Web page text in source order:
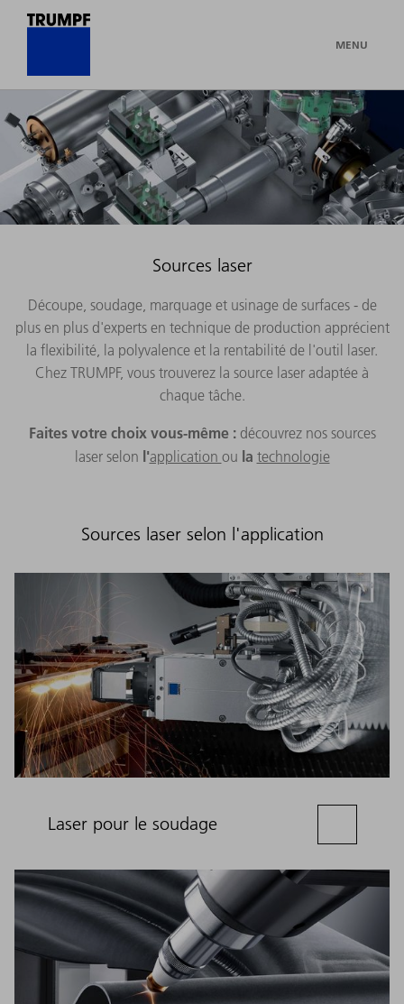
MENU
Sources laser
Découpe, soudage, marquage et usinage de surfaces - de
plus en plus d'experts en technique de production apprécient
la flexibilité, la polyvalence et la rentabilité de l'outil laser.
Chez TRUMPF, vous trouverez la source laser adaptée à
chaque tâche.
Faites votre choix vous-même :découvrez nos sources
laser selon l'application ou la technologie
Sources laser selon l'application
Laser pour le soudage